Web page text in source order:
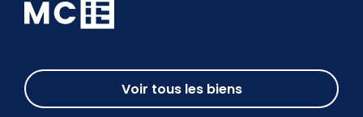
Voir tous les biens